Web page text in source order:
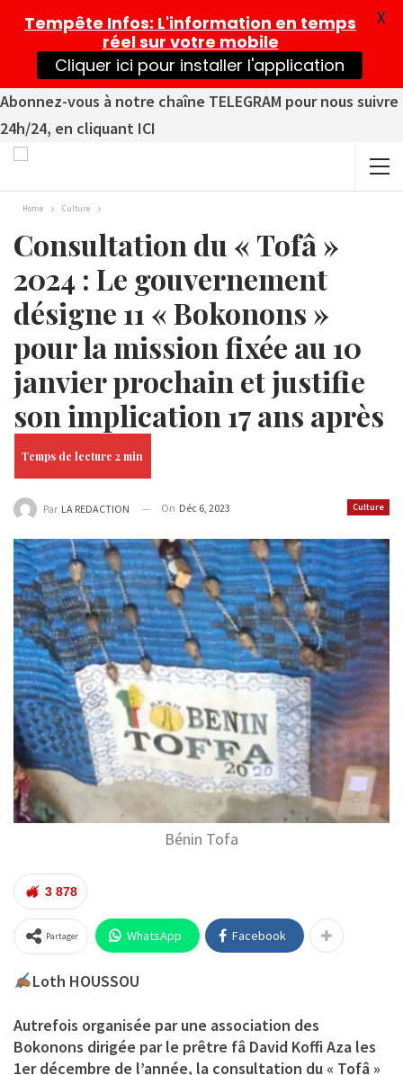
Abonnez-vous à notre chaîne TELEGRAM pour nous suivre
24h/24, en cliquant ICI
Home Culture
Consultation du « Tofâ »
2024 : Le gouvernement
désigne 11 « Bokonons »
pour la mission fixée au 10
janvier prochain et justifie
son implication 17 ans après
Culture
Par LA REDACTION On Déc 6, 2023
Bénin Tofa
3 878
Partager WhatsApp Facebook
Loth HOUSSOU
Autrefois organisée par une association des
Bokonons dirigée par le prêtre fâ David Koffi Aza les
1er décembre de l’année, la consultation du « Tofâ »
Tempête Infos: L'information en temps
réel sur votre mobile
Cliquer ici pour installer l'application
X